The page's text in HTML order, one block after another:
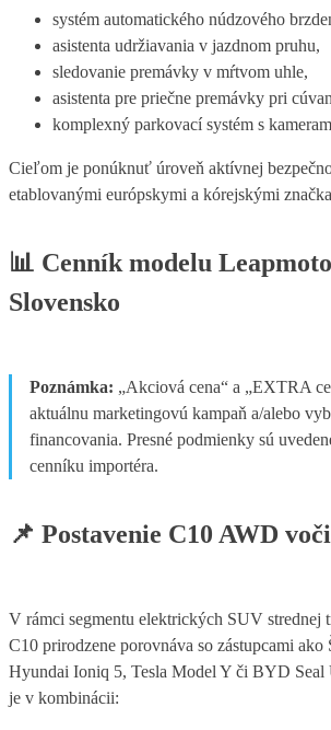
systém automatického núdzového
asistenta udržiavania v jazdnom pruhu,
sledovanie premávky v mŕtvom uhle,
asistenta pre priečne premávky pri
komplexný parkovací systém s
Cieľom je ponúknuť úroveň aktívnej
etablovanými európskymi a kórejskými
📊 Cenník modelu
Slovensko
Poznámka: „Akciová cena“ a „EXTRA
aktuálnu marketingovú kampaň a/alebo
financovania. Presné podmienky sú
cenníku importéra.
📌 Postavenie C10 AWD
V rámci segmentu elektrických SUV strednej
C10 prirodzene porovnáva so zástupcami ako
Hyundai Ioniq 5, Tesla Model Y či BYD
je v kombinácii: